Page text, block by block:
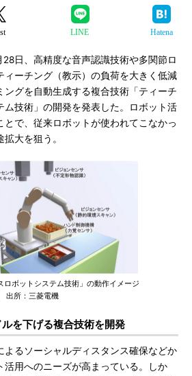
LINE Hatena
日、高精度な音声認識技術や多関節ロ
ィーチング（教示）の負荷を大きく低減
ングを自動生成する複合技術「ティーチ
ム技術」の開発を発表した。ロボット活
とで、従来ロボットが使われてこなかっ
大を狙う。
ロボットシステム技術」の動作イメージ
出所：三菱電機
を下げる複合技術を開発
るソーシャルディスタンス確保などか
活用へのニーズが高まっている。しか